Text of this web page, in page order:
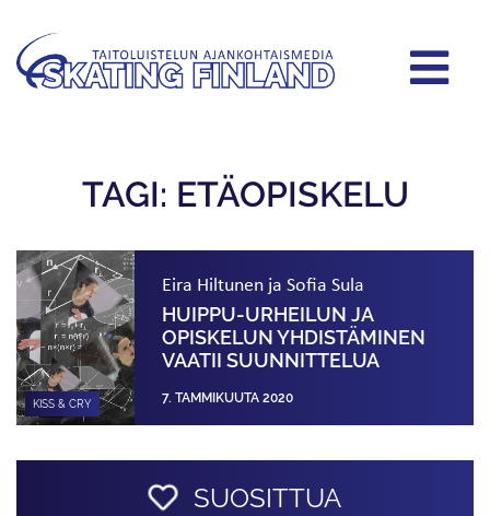
TAGI: ETÄOPISKELU
KISS & CRY
Eira Hiltunen ja Sofia Sula
HUIPPU-URHEILUN JA
OPISKELUN YHDISTÄMINEN
VAATII SUUNNITTELUA
7. TAMMIKUUTA 2020
SUOSITTUA